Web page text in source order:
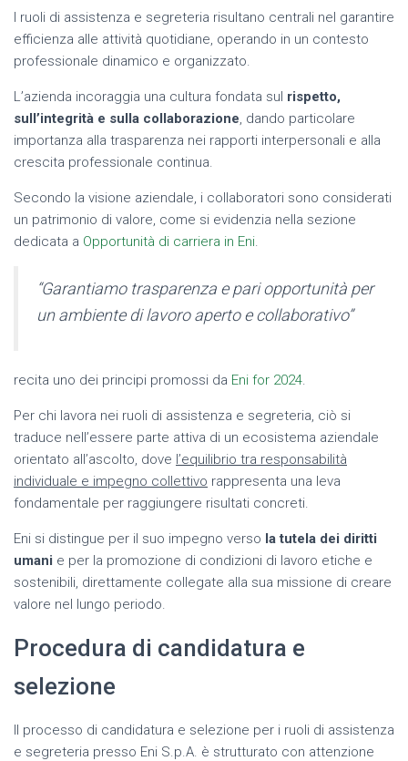
I ruoli di assistenza e segreteria risultano centrali nel garantire
efficienza alle attività quotidiane, operando in un contesto
professionale dinamico e organizzato.
L’azienda incoraggia una cultura fondata sul rispetto,
sull’integrità e sulla collaborazione, dando particolare
importanza alla trasparenza nei rapporti interpersonali e alla
crescita professionale continua.
Secondo la visione aziendale, i collaboratori sono considerati
un patrimonio di valore, come si evidenzia nella sezione
dedicata a Opportunità di carriera in Eni.
“Garantiamo trasparenza e pari opportunità per
un ambiente di lavoro aperto e collaborativo”
recita uno dei principi promossi da Eni for 2024.
Per chi lavora nei ruoli di assistenza e segreteria, ciò si
traduce nell’essere parte attiva di un ecosistema aziendale
orientato all’ascolto, dove l’equilibrio tra responsabilità
individuale e impegno collettivo rappresenta una leva
fondamentale per raggiungere risultati concreti.
Eni si distingue per il suo impegno verso la tutela dei diritti
umani e per la promozione di condizioni di lavoro etiche e
sostenibili, direttamente collegate alla sua missione di creare
valore nel lungo periodo.
Procedura di candidatura e
selezione
Il processo di candidatura e selezione per i ruoli di assistenza
e segreteria presso Eni S.p.A. è strutturato con attenzione